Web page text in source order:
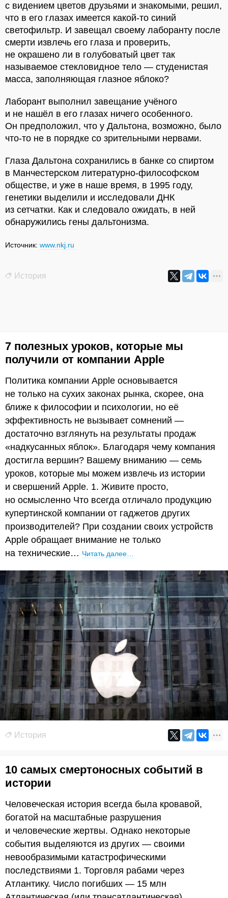
с видением цветов друзьями и знакомыми, решил,
что в его глазах имеется какой-то синий
светофильтр. И завещал своему лаборанту после
смерти извлечь его глаза и проверить,
не окрашено ли в голубоватый цвет так
называемое стекловидное тело — студенистая
масса, заполняющая глазное яблоко?
Лаборант выполнил завещание учёного
и не нашёл в его глазах ничего особенного.
Он предположил, что у Дальтона, возможно, было
что-то не в порядке со зрительными нервами.
Глаза Дальтона сохранились в банке со спиртом
в Манчестерском литературно-философском
обществе, и уже в наше время, в 1995 году,
генетики выделили и исследовали ДНК
из сетчатки. Как и следовало ожидать, в ней
обнаружились гены дальтонизма.
Источник: www.nkj.ru
История
7 полезных уроков, которые мы
получили от компании Apple
Политика компании Apple основывается
не только на сухих законах рынка, скорее, она
ближе к философии и психологии, но её
эффективность не вызывает сомнений —
достаточно взглянуть на результаты продаж
«надкусанных яблок». Благодаря чему компания
достигла вершин? Вашему вниманию — семь
уроков, которые мы можем извлечь из истории
и свершений Apple. 1. Живите просто,
но осмысленно Что всегда отличало продукцию
купертинской компании от гаджетов других
производителей? При создании своих устройств
Apple обращает внимание не только
на технические… Читать далее…
История
10 самых смертоносных событий в
истории
Человеческая история всегда была кровавой,
богатой на масштабные разрушения
и человеческие жертвы. Однако некоторые
события выделяются из других — своими
невообразимыми катастрофическими
последствиями 1. Торговля рабами через
Атлантику. Число погибших — 15 млн